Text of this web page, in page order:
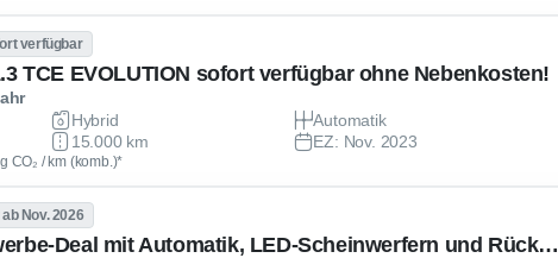
verfügbar
TCE EVOLUTION sofort verfügbar ohne Nebenkosten!
Hybrid
Automatik
15.000 km EZ: Nov. 2023
CO₂ / km (komb.)*
Nov. 2026
💎 VW Golf Life Gewerbe-Deal mit Automatik, LED-Scheinwerfern und Rückfahrkamera